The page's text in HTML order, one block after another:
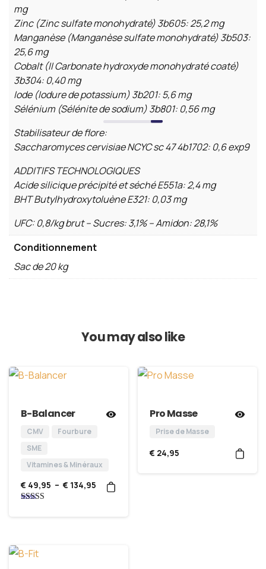
mg
Zinc (Zinc sulfate monohydraté) 3b605: 25,2 mg
Manganèse (Manganèse sulfate monohydraté) 3b503:
25,6 mg
Cobalt (II Carbonate hydroxyde monohydraté coaté)
3b304: 0,40 mg
Iode (Iodure de potassium) 3b201: 5,6 mg
Sélénium (Sélénite de sodium) 3b801: 0,56 mg
Stabilisateur de flore:
Saccharomyces cervisiae NCYC sc 47 4b1702: 0,6 exp9
ADDITIFS TECHNOLOGIQUES
Acide silicique précipité et séché E551a: 2,4 mg
BHT Butylhydroxytoluène E321: 0,03 mg
UFC: 0,8/kg brut – Sucres: 3,1% – Amidon: 28,1%
Conditionnement
Sac de 20 kg
You may also like
B-Balancer
CMV
Fourbure
SME
Vitamines & Minéraux
€ 49,95 – € 134,95
Pro Masse
Prise de Masse
€ 24,95